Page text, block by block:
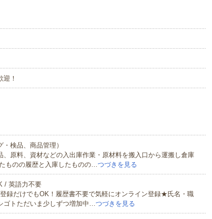
迎！
検品、商品管理）
、原料、資材などの入出庫作業・原材料を搬入口から運搬し倉庫
ものの履歴と入庫したものの… つづきを見る
/ 英語力不要
録だけでもOK！履歴書不要で気軽にオンライン登録★氏名・職
トただいま少しずつ増加中… つづきを見る